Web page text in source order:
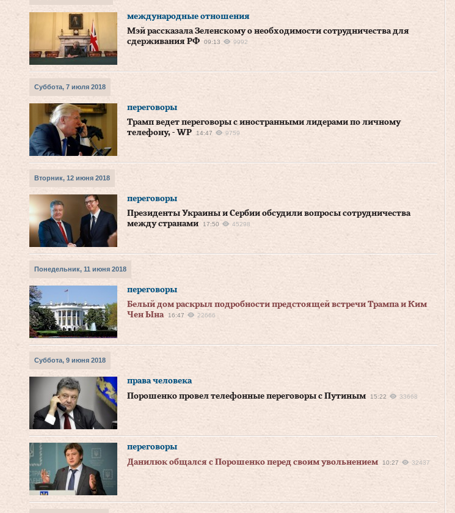
международные отношения
Мэй рассказала Зеленскому о необходимости сотрудничества для
сдерживания РФ
09:13 9992
Суббота, 7 июля 2018
переговоры
Трамп ведет переговоры с иностранными лидерами по личному
телефону, - WP
14:47 9759
Вторник, 12 июня 2018
переговоры
Президенты Украины и Сербии обсудили вопросы сотрудничества
между странами
17:50 45298
Понедельник, 11 июня 2018
переговоры
Белый дом раскрыл подробности предстоящей встречи Трампа и Ким
Чен Ына
16:47 22666
Суббота, 9 июня 2018
права человека
Порошенко провел телефонные переговоры с Путиным
15:22 33668
переговоры
Данилюк общался с Порошенко перед своим увольнением
10:27 32437